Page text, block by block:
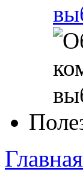
Главная